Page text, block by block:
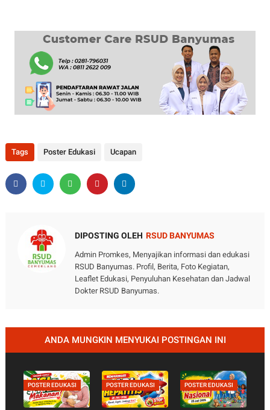
Tags Poster Edukasi Ucapan
DIPOSTING OLEH RSUD BANYUMAS
Admin Promkes, Menyajikan informasi dan edukasi
RSUD Banyumas. Profil, Berita, Foto Kegiatan,
Leaflet Edukasi, Penyuluhan Kesehatan dan Jadwal
Dokter RSUD Banyumas.
ANDA MUNGKIN MENYUKAI POSTINGAN INI
POSTER EDUKASI POSTER EDUKASI POSTER EDUKASI